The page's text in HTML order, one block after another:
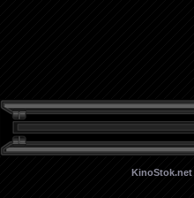
KinoStok.net